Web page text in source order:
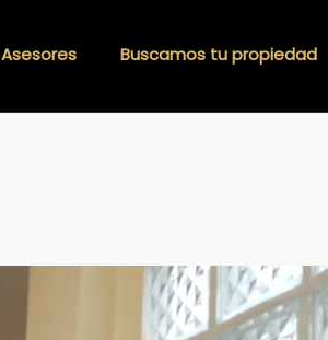
Asesores Buscamos tu propiedad